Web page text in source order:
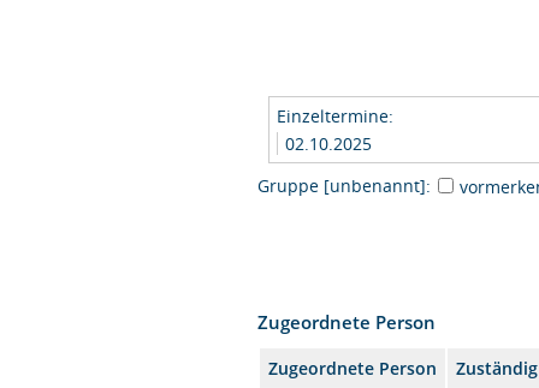
Einzeltermine:
02.10.2025
Gruppe [unbenannt]:
Zugeordnete Person
Zugeordnete Person